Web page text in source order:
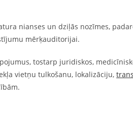
nianses un dziļās nozīmes,
mērķauditorijai.
tostarp juridiskos,
vietņu tulkošanu, lokalizāciju,